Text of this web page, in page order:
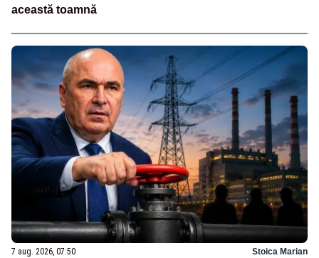
această toamnă
7 aug. 2026, 07:50 Stoica Marian